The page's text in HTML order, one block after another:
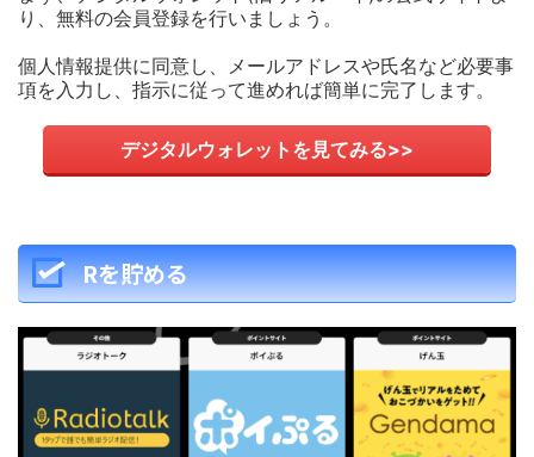
り、無料の会員登録を行いましょう。
個人情報提供に同意し、メールアドレスや氏名など必要事
項を入力し、指示に従って進めれば簡単に完了します。
デジタルウォレットを見てみる>>
Rを貯める